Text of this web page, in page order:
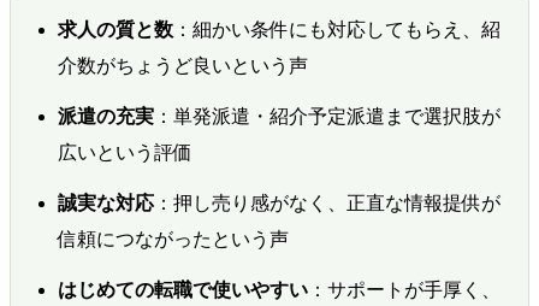
求人の質と数：細かい条件にも対応してもらえ、紹
介数がちょうど良いという声
派遣の充実：単発派遣・紹介予定派遣まで選択肢が
広いという評価
誠実な対応：押し売り感がなく、正直な情報提供が
信頼につながったという声
はじめての転職で使いやすい：サポートが手厚く、